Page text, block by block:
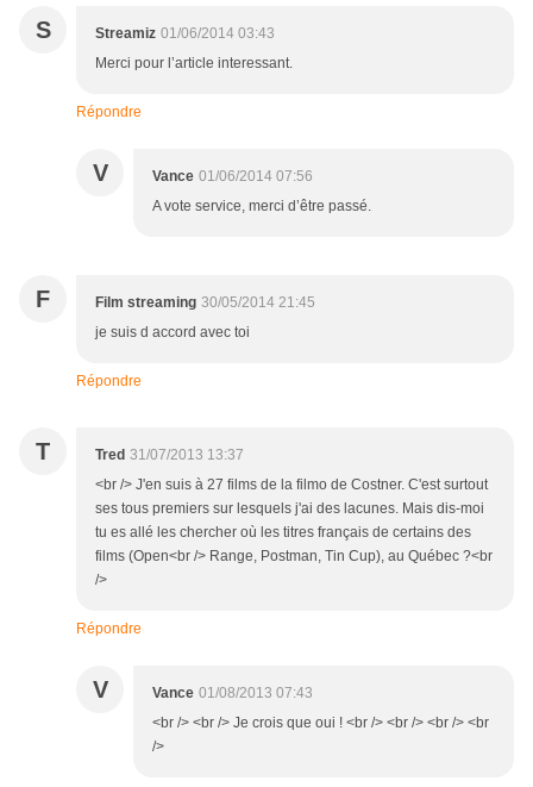
S Streamiz 01/06/2014 03:43
Merci pour l’article interessant.
Répondre
V Vance 01/06/2014 07:56
A vote service, merci d’être passé.
F Film streaming 30/05/2014 21:45
je suis d accord avec toi
Répondre
T Tred 31/07/2013 13:37
<br /> J'en suis à 27 films de la filmo de Costner. C'est surtout
ses tous premiers sur lesquels j'ai des lacunes. Mais dis-moi
tu es allé les chercher où les titres français de certains des
films (Open<br /> Range, Postman, Tin Cup), au Québec ?<br
/>
Répondre
V Vance 01/08/2013 07:43
<br /> <br /> Je crois que oui ! <br /> <br /> <br /> <br
/>